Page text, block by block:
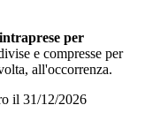
per
e compresse per
all'occorrenza.
il 31/12/2026